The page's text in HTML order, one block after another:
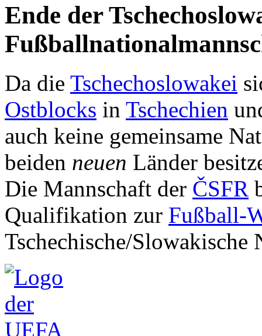
Ende der
Da die Tschechoslowakei
Ostblocks in Tschechien
auch keine gemeinsame
beiden neuen Länder
Die Mannschaft der ČSFR
Qualifikation zur Fußball-
Tschechische/Slowakische